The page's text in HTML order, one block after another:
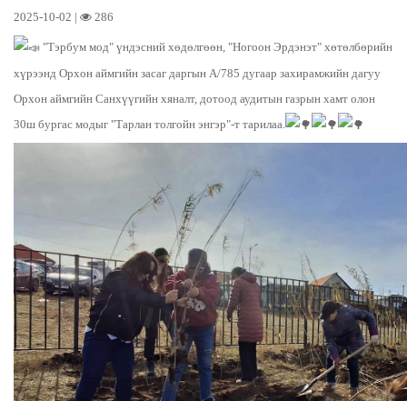
2025-10-02 | 286
"Тэрбум мод" үндэсний хөдөлгөөн, "Ногоон Эрдэнэт" хөтөлбөрийн
хүрээнд Орхон аймгийн засаг даргын А/785 дугаар захирамжийн дагуу
Орхон аймгийн Санхүүгийн хяналт, дотоод аудитын газрын хамт олон
30ш бургас модыг "Тарлан толгойн энгэр"-т тарилаа.